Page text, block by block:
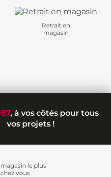
Retrait en
magasin
, à vos côtés pour tous
vos projets !
le plus
vous